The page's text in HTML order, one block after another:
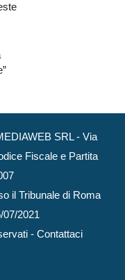
SRL - Via
Fiscale e Partita
il Tribunale di Roma
07/2021
- Contattaci